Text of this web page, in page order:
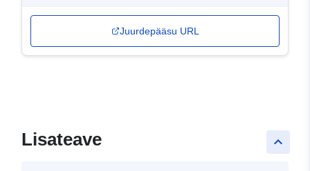
Juurdepääsu URL
keyboard_arrow_up
Lisateave